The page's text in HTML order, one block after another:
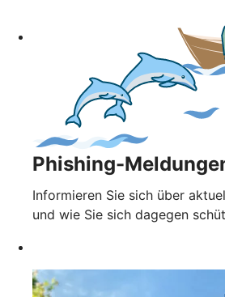
Phishing-
Informieren Sie sich über
und wie Sie sich dagegen